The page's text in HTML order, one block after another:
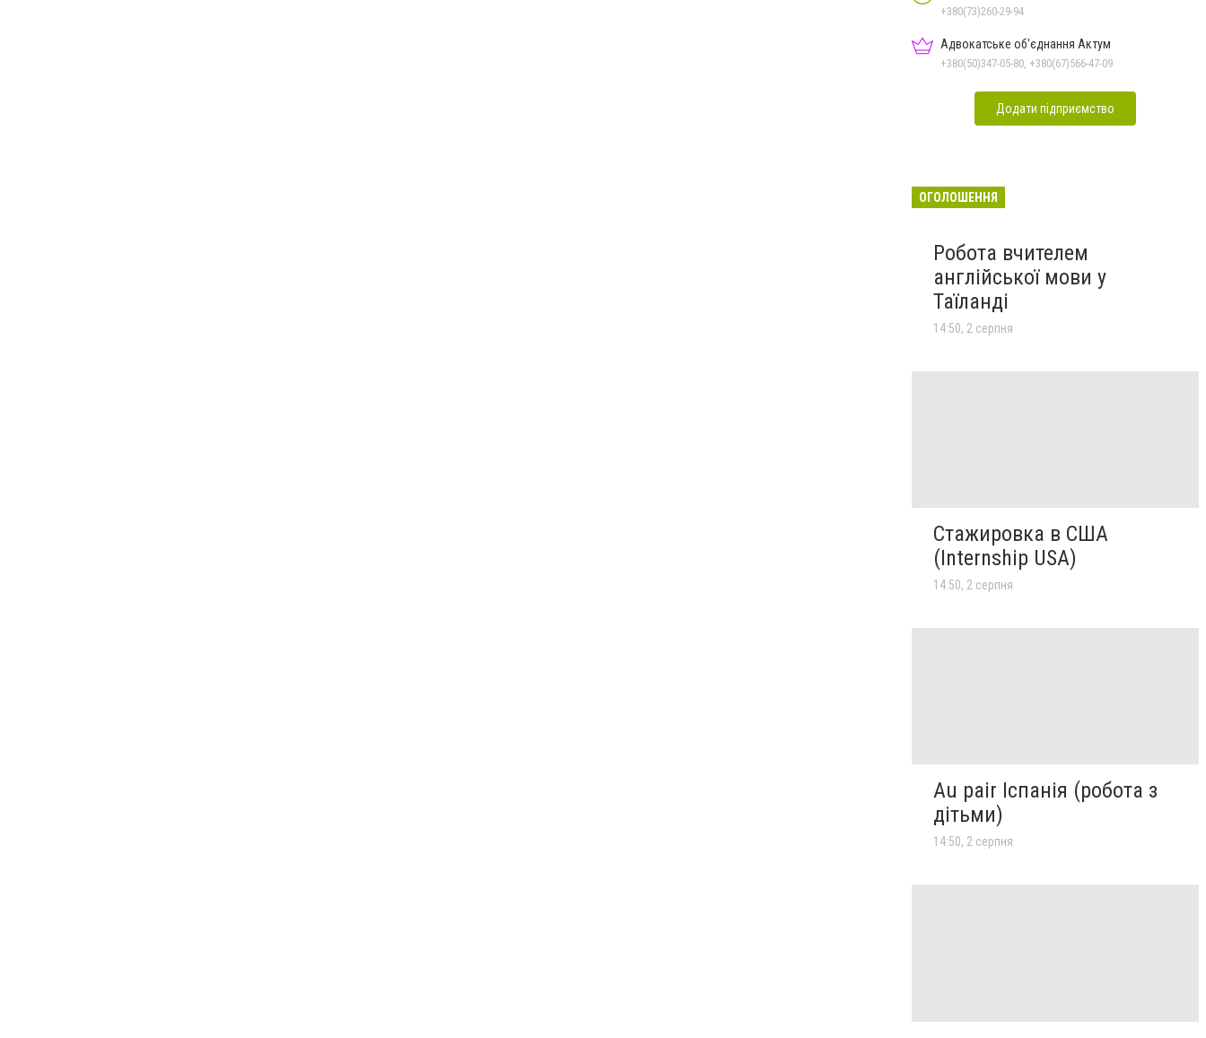
+380(73)260-29-94
Адвокатське об'єднання Актум
+380(50)347-05-80, +380(67)566-47-09
Додати підприємство
ОГОЛОШЕННЯ
Робота вчителем
англійської мови у
Таїланді
14:50, 2 серпня
Стажировка в США
(Internship USA)
14:50, 2 серпня
Au pair Іспанія (робота з
дітьми)
14:50, 2 серпня